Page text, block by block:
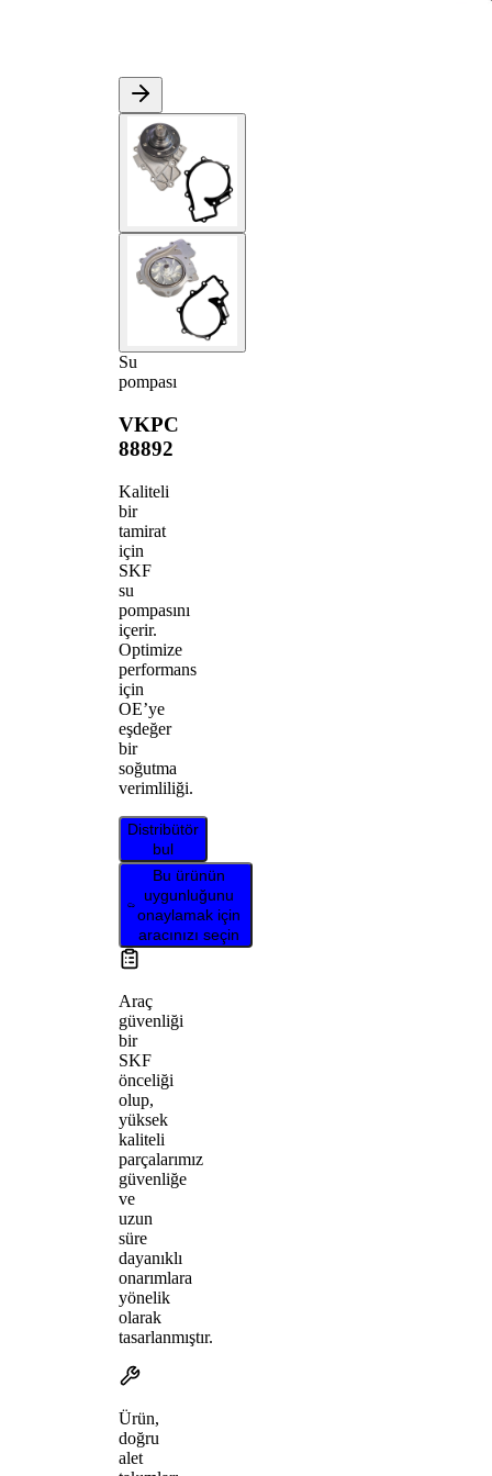
Su
pompası
VKPC
88892
Kaliteli
bir
tamirat
için
SKF
su
pompasını
içerir.
Optimize
performans
için
OE’ye
eşdeğer
bir
soğutma
verimliliği.
Distribütör
bul
Bu ürünün
uygunluğunu
onaylamak için
aracınızı seçin
Araç
güvenliği
bir
SKF
önceliği
olup,
yüksek
kaliteli
parçalarımız
güvenliğe
ve
uzun
süre
dayanıklı
onarımlara
yönelik
olarak
tasarlanmıştır.
Ürün,
doğru
alet